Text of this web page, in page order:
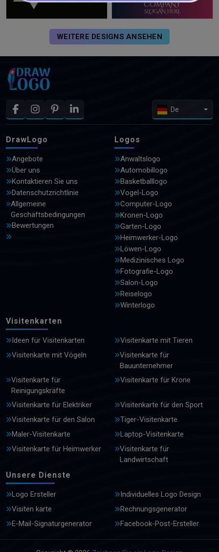
WEITERE DESIGNS ANSEHEN
De
DrawLogo
Angebote
Über uns
Kontaktieren Sie uns
Datenschutzrichtlinie
Allgemeine
Geschäftsbedingungen
Bewertungen
Logos
Anwaltslogo
Automobillogo
Basketballlogo
Vogel-Logo
Computer-Logo
Kronen-Logo
Garten-Logo
Heimwerker-Logo
Löwen-Logo
Medizinisches Logo
Fotografie-Logo
Salon-Logo
Reiselogo
Winterlogo
Visitenkarten
Ideen für Visitenkarten
Visitenkarte mit Tieren
Visitenkarte mit Vögeln
Visitenkarte für
Bauunternehmer
Visitenkarte für
Reinigungskräfte
Visitenkarte für Krone
Visitenkarte für Elektriker
Visitenkarte für den Sport
Visitenkarte für den Salon
Tiger-Visitenkarte
Maler-Visitenkarte
Laptop-Visitenkarte
Visitenkarte für Heimwerker
Visitenkarte für
Landwirtschaft
Unsere Dienste
Logo Ersteller
Individuelles Logo Design
Visiten karte
Rechnungsgenerator
E-Mail-Signaturgenerator
Facebook-Post-Ersteller